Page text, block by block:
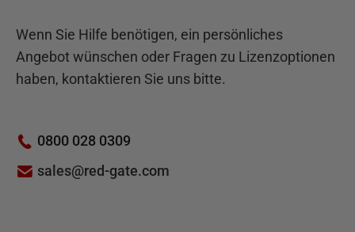
Wenn Sie Hilfe benötigen, ein persönliches
Angebot wünschen oder Fragen zu Lizenzoptionen
haben, kontaktieren Sie uns bitte.
0800 028 0309
sales@red-gate.com